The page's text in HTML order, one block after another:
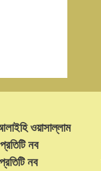
ওয়াসাল্লাম
নব
নব